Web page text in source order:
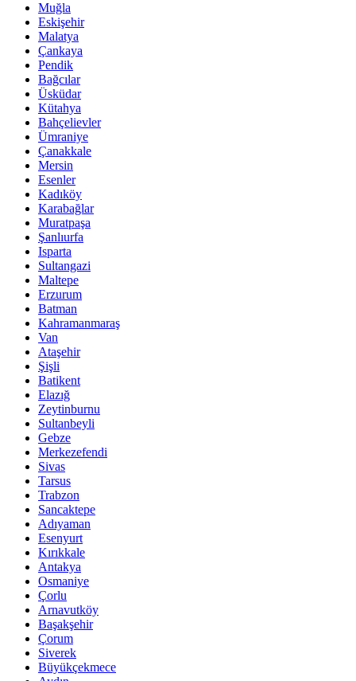
Muğla
Eskişehir
Malatya
Çankaya
Pendik
Bağcılar
Üsküdar
Kütahya
Bahçelievler
Ümraniye
Çanakkale
Mersin
Esenler
Kadıköy
Karabağlar
Muratpaşa
Şanlıurfa
Isparta
Sultangazi
Maltepe
Erzurum
Batman
Kahramanmaraş
Van
Ataşehir
Şişli
Batikent
Elazığ
Zeytinburnu
Sultanbeyli
Gebze
Merkezefendi
Sivas
Tarsus
Trabzon
Sancaktepe
Adıyaman
Esenyurt
Kırıkkale
Antakya
Osmaniye
Çorlu
Arnavutköy
Başakşehir
Çorum
Siverek
Büyükçekmece